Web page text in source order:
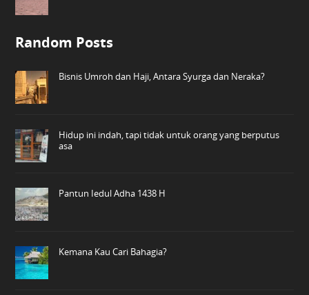
Random Posts
Bisnis Umroh dan Haji, Antara Syurga dan Neraka?
Hidup ini indah, tapi tidak untuk orang yang berputus
asa
Pantun Iedul Adha 1438 H
Kemana Kau Cari Bahagia?